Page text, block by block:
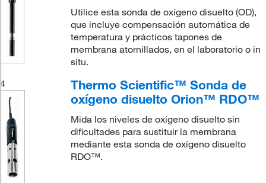
Utilice esta sonda de oxígeno disuelto (OD),
que incluye compensación automática de
temperatura y prácticos tapones de
membrana atornillados, en el laboratorio o in
situ.
4
Thermo Scientific™ Sonda de
oxígeno disuelto Orion™ RDO™
Mida los niveles de oxígeno disuelto sin
dificultades para sustituir la membrana
mediante esta sonda de oxígeno disuelto
RDO™.